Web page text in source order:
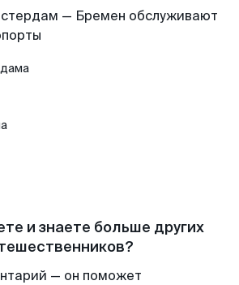
— Бремен обслуживают
и знаете больше других
— он поможет